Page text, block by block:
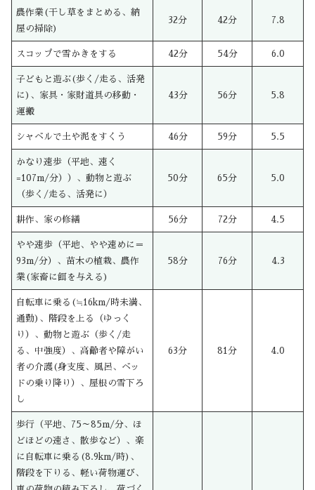
農作業(干し草をまとめる、納
屋の掃除)
32分 42分 7.8
スコップで雪かきをする 42分 54分 6.0
子どもと遊ぶ(歩く/走る、活発
に)、家具・家財道具の移動・
運搬
43分 56分 5.8
シャベルで土や泥をすくう 46分 59分 5.5
かなり速歩（平地、速く
=107m/分））、動物と遊ぶ
（歩く/走る、活発に）
50分 65分 5.0
耕作、家の修繕 56分 72分 4.5
やや速歩（平地、やや速めに＝
93m/分）、苗木の植栽、農作
業(家畜に餌を与える)
58分 76分 4.3
自転車に乗る(≒16km/時未満、
通勤)、階段を上る（ゆっく
り）、動物と遊ぶ（歩く/走
る、中強度）、高齢者や障がい
者の介護(身支度、風呂、ベッ
ドの乗り降り）、屋根の雪下ろ
し
63分 81分 4.0
歩行（平地、75～85m/分、ほ
どほどの速さ、散歩など）、楽
に自転車に乗る(8.9km/時)、
階段を下りる、軽い荷物運び、